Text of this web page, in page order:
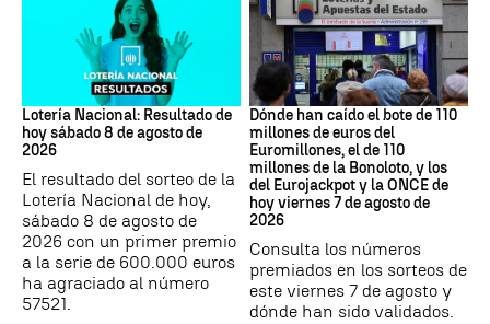
Lotería Nacional de España
Lotería Nacional: Resultado de
hoy sábado 8 de agosto de
2026
El resultado del sorteo de la
Lotería Nacional de hoy,
sábado 8 de agosto de
2026 con un primer premio
a la serie de 600.000 euros
ha agraciado al número
57521.
Loterías
Dónde han caído el bote de 110
millones de euros del
Euromillones, el de 110
millones de la Bonoloto, y los
del Eurojackpot y la ONCE de
hoy viernes 7 de agosto de
2026
Consulta los números
premiados en los sorteos de
este viernes 7 de agosto y
dónde han sido validados.